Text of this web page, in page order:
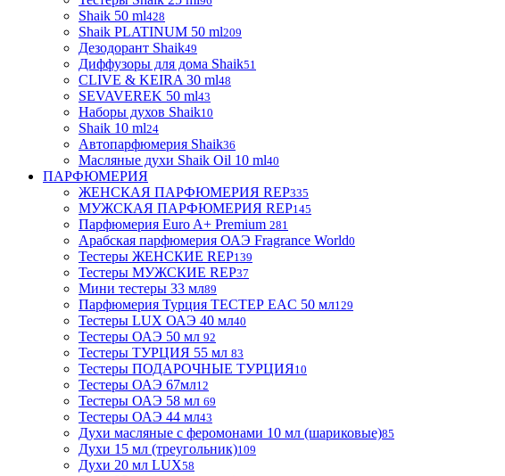
Shaik 50 ml428
Shaik PLATINUM 50 ml209
Дезодорант Shaik49
Диффузоры для дома Shaik51
CLIVE & KEIRA 30 ml48
SEVAVEREK 50 ml43
Наборы духов Shaik10
Shaik 10 ml24
Автопарфюмерия Shaik36
Масляные духи Shaik Oil 10 ml40
ПАРФЮМЕРИЯ
ЖЕНСКАЯ ПАРФЮМЕРИЯ REP335
МУЖСКАЯ ПАРФЮМЕРИЯ REP145
Парфюмерия Euro A+ Premium 281
Арабская парфюмерия ОАЭ Fragrance World0
Тестеры ЖЕНСКИЕ REP139
Тестеры МУЖСКИЕ REP37
Мини тестеры 33 мл89
Парфюмерия Турция ТЕСТЕР EAC 50 мл129
Тестеры LUX ОАЭ 40 мл40
Тестеры ОАЭ 50 мл 92
Тестеры ТУРЦИЯ 55 мл 83
Тестеры ПОДАРОЧНЫЕ ТУРЦИЯ10
Тестеры ОАЭ 67мл12
Тестеры ОАЭ 58 мл 69
Тестеры ОАЭ 44 мл43
Духи масляные с феромонами 10 мл (шариковые)85
Духи 15 мл (треугольник)109
Духи 20 мл LUX58